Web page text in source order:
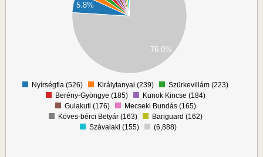
5.8%
76.0%
0
Nyírségfia (526) Királytanyai (239)
Szürkevillám (223)
Berény-Gyöngye (185)
Kunok Kincse (184)
Gulakuti (176)
Mecseki Bundás (165)
Köves-bérci Betyár (163)
Bariguard (162)
Szávalaki (155)
(6,888)